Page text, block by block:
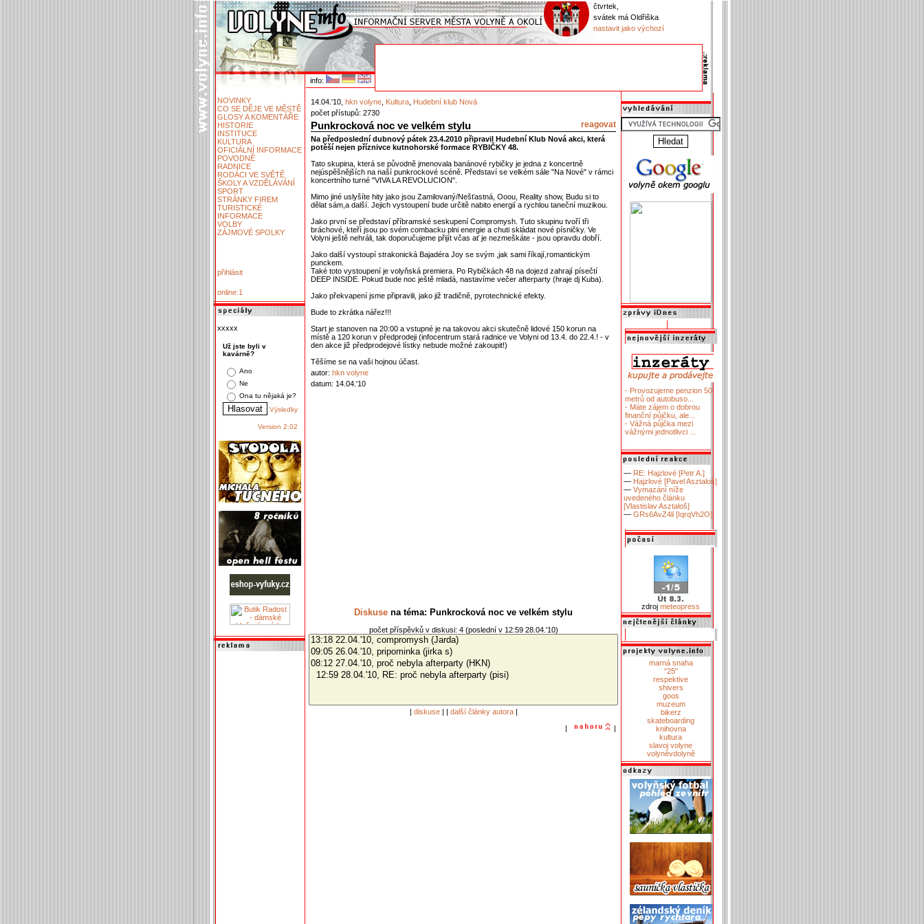
čtvrtek,
svátek má Oldřiška
nastavit jako výchozí
info:
NOVINKY
CO SE DĚJE VE MĚSTĚ
GLOSY A KOMENTÁŘE
HISTORIE
INSTITUCE
KULTURA
OFICIÁLNÍ INFORMACE
POVODNĚ
RADNICE
RODÁCI VE SVĚTĚ
ŠKOLY A VZDĚLÁVÁNÍ
SPORT
STRÁNKY FIREM
TURISTICKÉ
INFORMACE
VOLBY
ZÁJMOVÉ SPOLKY
přihlásit
online:1
xxxxx
Už jste byli v
kavárně?
Ano
Ne
Ona tu nějaká je?
Výsledky
Version 2.02
14.04.'10, hkn volyne Kultura Hudební klub Nová
počet přístupů: 2730
reagovat
Punkrocková noc ve velkém stylu
Na předposlední dubnový pátek 23.4.2010 připravil Hudební Klub Nová akci, která
potěší nejen příznivce kutnohorské formace RYBIČKY 48.
Tato skupina, která se původně jmenovala banánové rybičky je jedna z koncertně
nejúspěšnějších na naší punkrockové scéně. Představí se velkém sále "Na Nové" v rámci
koncertního turné "VIVA LA REVOLUCION".
Mimo jiné uslyšíte hity jako jsou Zamilovaný/Nešťastná, Ooou, Reality show, Budu si to
dělat sám,a další. Jejich vystoupení bude určitě nabito energií a rychlou taneční muzikou.
Jako první se představí příbramské seskupení Compromysh. Tuto skupinu tvoří tři
bráchové, kteří jsou po svém combacku plni energie a chuti skládat nové písničky. Ve
Volyni ještě nehráli, tak doporučujeme přijít včas ať je nezmeškáte - jsou opravdu dobří.
Jako další vystoupí strakonická Bajadéra Joy se svým ,jak sami říkají,romantickým
punckem.
Také toto vystoupení je volyňská premiera. Po Rybičkách 48 na dojezd zahrají písečtí
DEEP INSIDE. Pokud bude noc ještě mladá, nastavíme večer afterparty (hraje dj Kuba).
Jako překvapení jsme připravili, jako již tradičně, pyrotechnické efekty.
Bude to zkrátka nářez!!!
Start je stanoven na 20:00 a vstupné je na takovou akci skutečně lidové 150 korun na
místě a 120 korun v předprodeji (infocentrum stará radnice ve Volyni od 13.4. do 22.4.! - v
den akce již předprodejové lístky nebude možné zakoupit!)
Těšíme se na vaši hojnou účast.
autor: hkn volyne
datum: 14.04.'10
Diskuse na téma: Punkrocková noc ve velkém stylu
počet příspěvků v diskusi: 4 (poslední v 12:59 28.04.'10)
| diskuse| | další články autora|
|
|
- Provozujeme penzion 50
metrů od autobuso...
- Máte zájem o dobrou
finanční půjčku, ale...
- Vážná půjčka mezi
vážnými jednotlivci ...
— RE: Hajzlové [Petr A.]
— Hajzlové [Pavel Asztaloš]
— Vymazání níže
uvedeného článku
[Vlastislav Asztaloš]
— GRs6AvZ4li [IqrqVh2O]
zdroj meteopress
marná snaha
"25"
respektive
shivers
goos
muzeum
bikerz
skateboarding
knihovna
kultura
slavoj volyne
volyněvdolyně